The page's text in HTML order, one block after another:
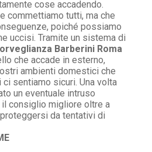
cose accadendo.
commettiamo tutti, ma che
poiché possiamo
uccisi. Tramite un sistema di
Barberini Roma
che accade in esterno,
ambienti domestici che
sentiamo sicuri. Una volta
un eventuale intruso
consiglio migliore oltre a
da tentativi di